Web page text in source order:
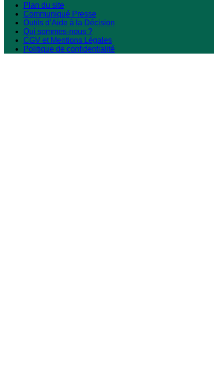
Plan du site
Communiqué Presse
Outils d’Aide à la Décision
Qui sommes-nous ?
CGV et Mentions Légales
Politique de confidentialité